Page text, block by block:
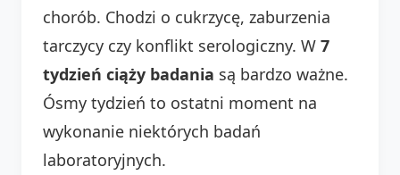
chorób. Chodzi o cukrzycę, zaburzenia
tarczycy czy konflikt serologiczny. W 7
tydzień ciąży badania są bardzo ważne.
Ósmy tydzień to ostatni moment na
wykonanie niektórych badań
laboratoryjnych.